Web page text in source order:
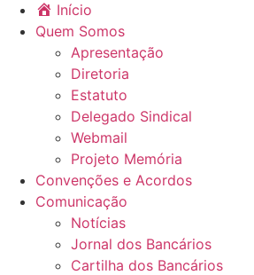
Início
Quem Somos
Apresentação
Diretoria
Estatuto
Delegado Sindical
Webmail
Projeto Memória
Convenções e Acordos
Comunicação
Notícias
Jornal dos Bancários
Cartilha dos Bancários